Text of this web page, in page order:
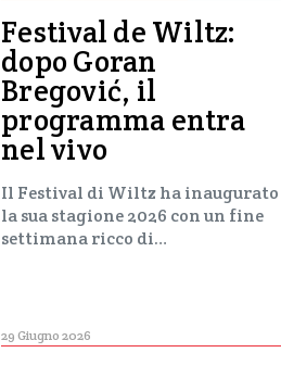
Festival de Wiltz:
dopo Goran
Bregović, il
programma entra
nel vivo
Il Festival di Wiltz ha inaugurato
la sua stagione 2026 con un fine
settimana ricco di…
29 Giugno 2026